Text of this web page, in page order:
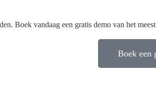
Boek vandaag een gratis demo van het
Boek een